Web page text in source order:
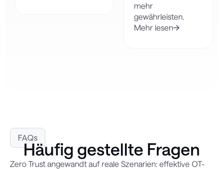
mehr
gewährleisten.
Mehr lesen
FAQs
Häufig gestellte Fragen
Zero Trust angewandt auf reale Szenarien: effektive OT-